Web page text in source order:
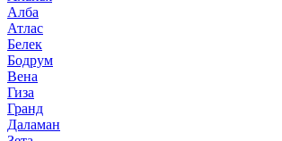
Алба
Атлас
Белек
Бодрум
Вена
Гиза
Гранд
Даламан